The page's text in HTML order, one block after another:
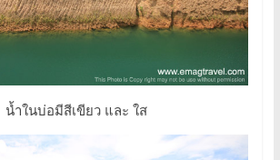
น้ำในบ่อมีสีเขียว และ ใส